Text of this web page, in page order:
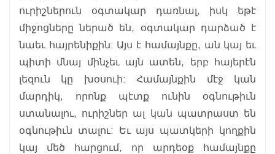
ուրիշներուն օգտակար դառնալ, իսկ եթէ
միջոցները ներած են, օգտակար դարձած է
նաեւ հայրենիքին: Այս է համայնքը, ան կայ եւ
պիտի մնայ մինչեւ այն ատեն, երբ հայերէն
լեզուն կը խօսուի: Համայնքին մէջ կան
մարդիկ, որոնք պէտք ունին օգնութիւն
ստանալու, ուրիշներ ալ կան պատրաստ են
օգնութիւն տալու: Եւ այս պատկերի կողքին
կայ մեծ հարցում, որ արդեօք համայնքը